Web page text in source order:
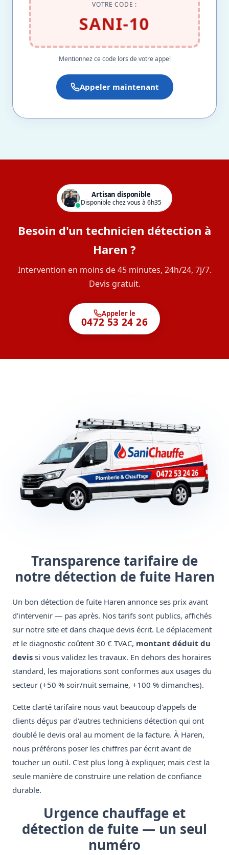
VOTRE CODE :
SANI-10
Mentionnez ce code lors de votre appel
Appeler maintenant
Artisan disponible
Disponible chez vous à 6h35
Besoin d'un technicien détection à
Haren ?
Intervention en moins de 45 minutes, 24h/24, 7j/7.
Devis gratuit.
Appeler le
0472 53 24 26
Transparence tarifaire de
notre détection de fuite Haren
Un bon détection de fuite Haren annonce ses prix avant
d'intervenir — pas après. Nos tarifs sont publics, affichés
sur notre site et dans chaque devis écrit. Le déplacement
et le diagnostic coûtent 30 € TVAC, montant déduit du
devis si vous validez les travaux. En dehors des horaires
standard, les majorations sont conformes aux usages du
secteur (+50 % soir/nuit semaine, +100 % dimanches).
Cette clarté tarifaire nous vaut beaucoup d'appels de
clients déçus par d'autres techniciens détection qui ont
doublé le devis oral au moment de la facture. À Haren,
nous préférons poser les chiffres par écrit avant de
toucher un outil. C'est plus long à expliquer, mais c'est la
seule manière de construire une relation de confiance
durable.
Urgence chauffage et
détection de fuite — un seul
numéro